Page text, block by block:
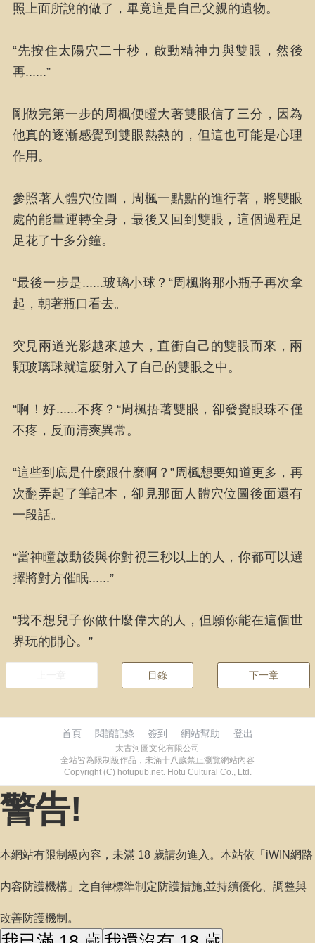
照上面所說的做了，畢竟這是自己父親的遺物。
“先按住太陽穴二十秒，啟動精神力與雙眼，然後
再......”
剛做完第一步的周楓便瞪大著雙眼信了三分，因為
他真的逐漸感覺到雙眼熱熱的，但這也可能是心理
作用。
參照著人體穴位圖，周楓一點點的進行著，將雙眼
處的能量運轉全身，最後又回到雙眼，這個過程足
足花了十多分鐘。
“最後一步是......玻璃小球？“周楓將那小瓶子再次拿
起，朝著瓶口看去。
突見兩道光影越來越大，直衝自己的雙眼而來，兩
顆玻璃球就這麼射入了自己的雙眼之中。
“啊！好......不疼？“周楓捂著雙眼，卻發覺眼珠不僅
不疼，反而清爽異常。
“這些到底是什麼跟什麼啊？”周楓想要知道更多，再
次翻弄起了筆記本，卻見那面人體穴位圖後面還有
一段話。
“當神瞳啟動後與你對視三秒以上的人，你都可以選
擇將對方催眠......”
“我不想兒子你做什麼偉大的人，但願你能在這個世
界玩的開心。”
目錄 下一章
首頁 閱讀記錄 簽到 網站幫助 登出
太古河圖文化有限公司
全站皆為限制級作品，未滿十八歲禁止瀏覽網站內容
Copyright (C) hotupub.net. Hotu Cultural Co., Ltd.
警告!
本網站有限制級內容，未滿 18 歲請勿進入。本站依「iWIN網路
内容防護機構」之自律標準制定防護措施,並持續優化、調整與
改善防護機制。